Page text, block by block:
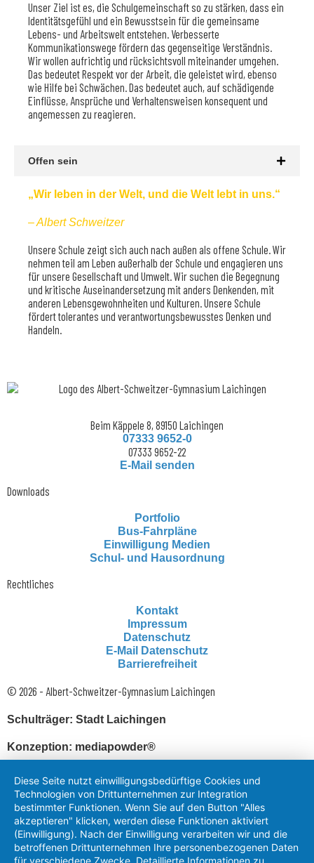
Unser Ziel ist es, die Schulgemeinschaft so zu stärken, dass ein
Identitätsgefühl und ein Bewusstsein für die gemeinsame
Lebens- und Arbeitswelt entstehen. Verbesserte
Kommunikationswege fördern das gegenseitige Verständnis.
Wir wollen aufrichtig und rücksichtsvoll miteinander umgehen.
Das bedeutet Respekt vor der Arbeit, die geleistet wird, ebenso
wie Hilfe bei Schwächen. Das bedeutet auch, auf schädigende
Einflüsse, Ansprüche und Verhaltensweisen konsequent und
angemessen zu reagieren.
Offen sein
„Wir leben in der Welt, und die Welt lebt in uns.“
– Albert Schweitzer
Unsere Schule zeigt sich auch nach außen als offene Schule. Wir
nehmen teil am Leben außerhalb der Schule und engagieren uns
für unsere Gesellschaft und Umwelt. Wir suchen die Begegnung
und kritische Auseinandersetzung mit anders Denkenden, mit
anderen Lebensgewohnheiten und Kulturen. Unsere Schule
fördert tolerantes und verantwortungsbewusstes Denken und
Handeln.
Beim Käppele 8, 89150 Laichingen
07333 9652-0
07333 9652-22
E-Mail senden
Downloads
Portfolio
Bus-Fahrpläne
Einwilligung Medien
Schul- und Hausordnung
Rechtliches
Kontakt
Impressum
Datenschutz
E-Mail Datenschutz
Barrierefreiheit
© 2026 - Albert-Schweitzer-Gymnasium Laichingen
Schulträger: Stadt Laichingen
Konzeption: mediapowder®
Diese Seite nutzt einwilligungsbedürftige Cookies und
Technologien von Drittunternehmen zur Integration
bestimmter Funktionen. Wenn Sie auf den Button "Alles
akzeptieren" klicken, werden diese Funktionen aktiviert
(Einwilligung). Nach der Einwilligung verarbeiten wir und die
betroffenen Drittunternehmen Ihre personenbezogenen Daten
für verschiedene Zwecke. Detaillierte Informationen zu